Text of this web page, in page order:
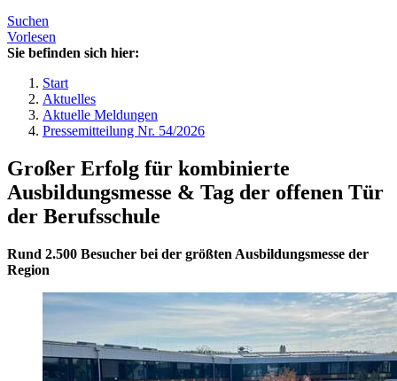
Suchen
Vorlesen
Sie befinden sich hier:
Start
Aktuelles
Aktuelle Meldungen
Pressemitteilung Nr. 54/2026
Großer Erfolg für kombinierte
Ausbildungsmesse & Tag der offenen Tür
der Berufsschule
Rund 2.500 Besucher bei der größten Ausbildungsmesse der
Region